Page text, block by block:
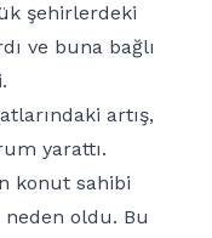
şehirlerdeki
ve buna bağlı
artış,
yarattı.
konut sahibi
oldu. Bu